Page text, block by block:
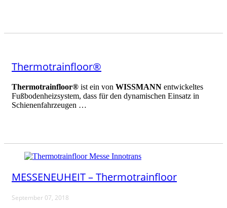
Thermotrainfloor®
Thermotrainfloor® ist ein von WISSMANN entwickeltes
Fußbodenheizsystem, dass für den dynamischen Einsatz in
Schienenfahrzeugen …
MESSENEUHEIT – Thermotrainfloor
September 07, 2018